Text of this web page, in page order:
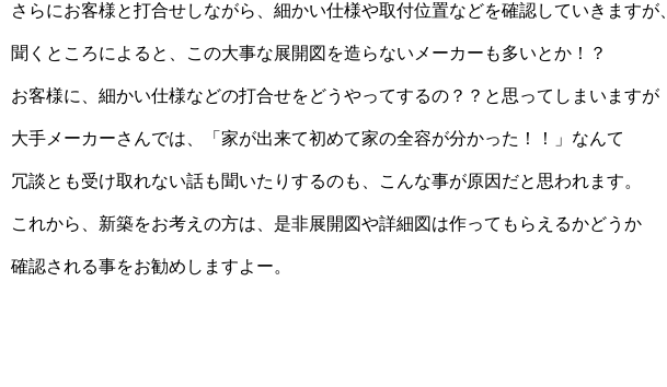
さらにお客様と打合せしながら、細かい仕様や取付位置などを確認していきますが
聞くところによると、この大事な展開図を造らないメーカーも多いとか！？
お客様に、細かい仕様などの打合せをどうやってするの？？と思ってしまいますが
大手メーカーさんでは、「家が出来て初めて家の全容が分かった！！」なんて
冗談とも受け取れない話も聞いたりするのも、こんな事が原因だと思われます。
これから、新築をお考えの方は、是非展開図や詳細図は作ってもらえるかどうか
確認される事をお勧めしますよー。